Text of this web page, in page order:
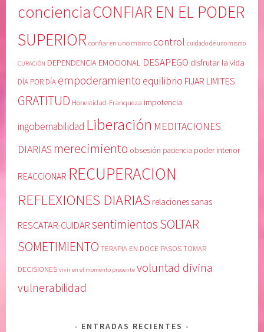
concienciaCONFIAR EN EL PODER
SUPERIOR confiar en uno mismo control cuidado de uno mismo
CURACIÓN DEPENDENCIA EMOCIONAL DESAPEGO disfrutar la vida
DÍA POR DÍA empoderamiento equilibrio FIJAR LIMITES
GRATITUD Honestidad-Franqueza impotencia
ingobernabilidad Liberación MEDITACIONES
DIARIAS merecimiento obsesión paciencia poder interior
REACCIONAR RECUPERACION
REFLEXIONES DIARIAS relaciones sanas
RESCATAR-CUIDAR sentimientosSOLTAR
SOMETIMIENTO TERAPIA EN DOCE PASOSTOMAR
DECISIONES vivir en el momento presente voluntad divina
vulnerabilidad
ENTRADAS RECIENTES